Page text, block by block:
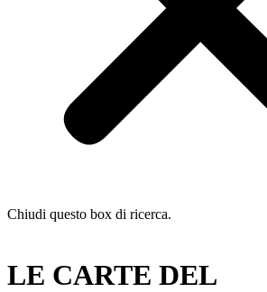
Chiudi questo box di ricerca.
LE CARTE DEL